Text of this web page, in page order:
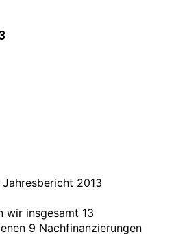
2013
wir insgesamt 13
9 Nachfinanzierungen